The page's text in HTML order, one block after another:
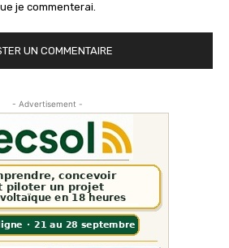
je commenterai.
- Advertisement -